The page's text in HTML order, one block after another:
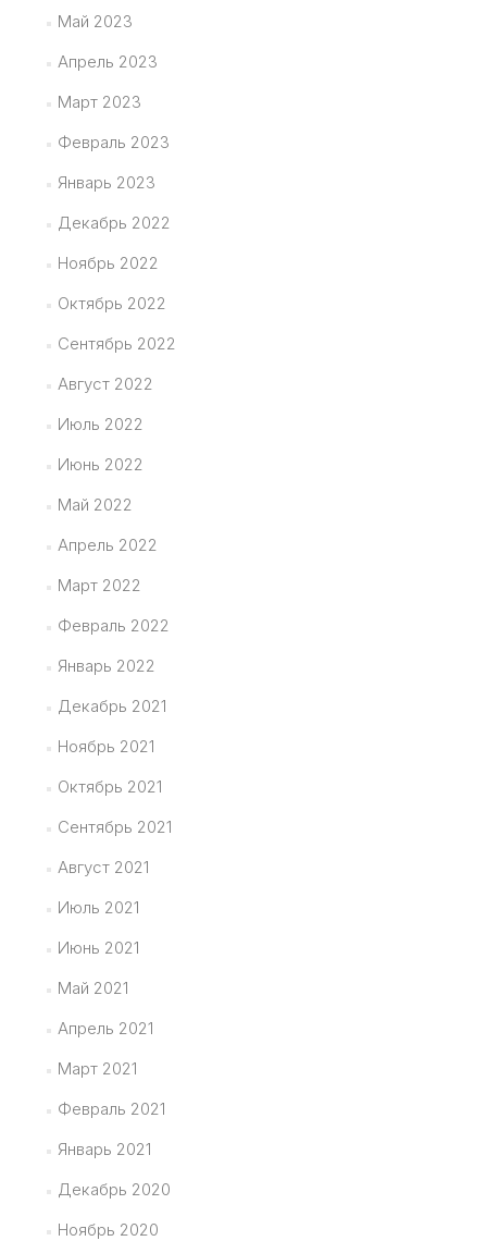
Май 2023
Апрель 2023
Март 2023
Февраль 2023
Январь 2023
Декабрь 2022
Ноябрь 2022
Октябрь 2022
Сентябрь 2022
Август 2022
Июль 2022
Июнь 2022
Май 2022
Апрель 2022
Март 2022
Февраль 2022
Январь 2022
Декабрь 2021
Ноябрь 2021
Октябрь 2021
Сентябрь 2021
Август 2021
Июль 2021
Июнь 2021
Май 2021
Апрель 2021
Март 2021
Февраль 2021
Январь 2021
Декабрь 2020
Ноябрь 2020